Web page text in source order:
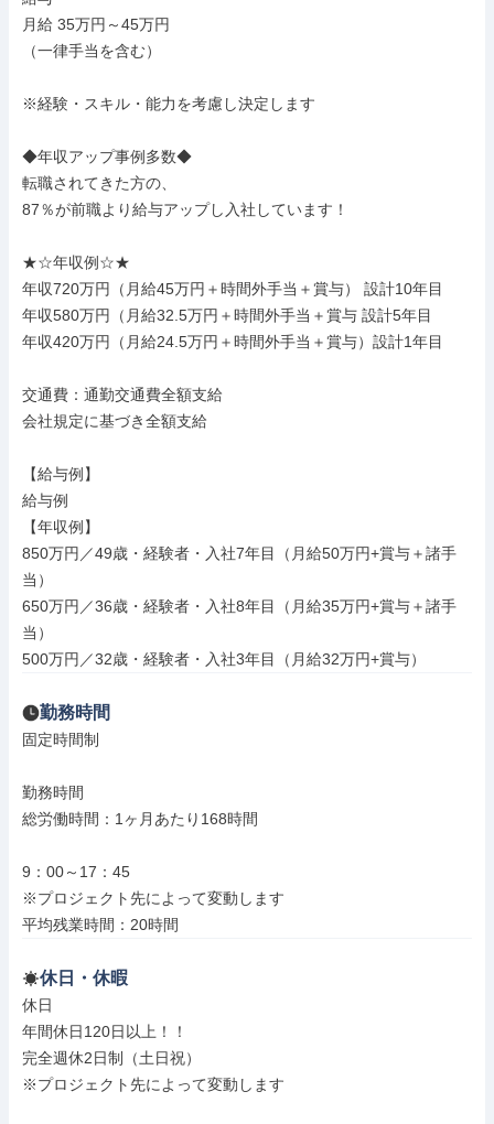
月給 35万円～45万円
（一律手当を含む）
※経験・スキル・能力を考慮し決定します
◆年収アップ事例多数◆
転職されてきた方の、
87％が前職より給与アップし入社しています！
★☆年収例☆★
年収720万円（月給45万円＋時間外手当＋賞与） 設計10年目
年収580万円（月給32.5万円＋時間外手当＋賞与 設計5年目
年収420万円（月給24.5万円＋時間外手当＋賞与）設計1年目
交通費：通勤交通費全額支給
会社規定に基づき全額支給
【給与例】
給与例
【年収例】
850万円／49歳・経験者・入社7年目（月給50万円+賞与＋諸手
当）
650万円／36歳・経験者・入社8年目（月給35万円+賞与＋諸手
当）
500万円／32歳・経験者・入社3年目（月給32万円+賞与）
勤務時間
固定時間制
勤務時間
総労働時間：1ヶ月あたり168時間
9：00～17：45
※プロジェクト先によって変動します
平均残業時間：20時間
休日・休暇
休日
年間休日120日以上！！
完全週休2日制（土日祝）
※プロジェクト先によって変動します